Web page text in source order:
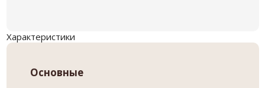
Характеристики
Основные